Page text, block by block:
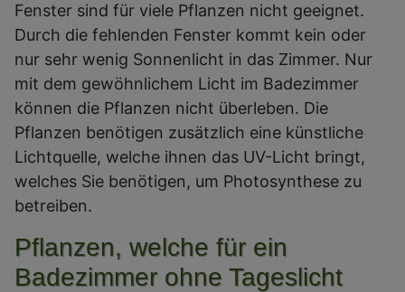
Fenster sind für viele Pflanzen nicht geeignet.
Durch die fehlenden Fenster kommt kein oder
nur sehr wenig Sonnenlicht in das Zimmer. Nur
mit dem gewöhnlichem Licht im Badezimmer
können die Pflanzen nicht überleben. Die
Pflanzen benötigen zusätzlich eine künstliche
Lichtquelle, welche ihnen das UV-Licht bringt,
welches Sie benötigen, um Photosynthese zu
betreiben.
Pflanzen, welche für ein
Badezimmer ohne Tageslicht